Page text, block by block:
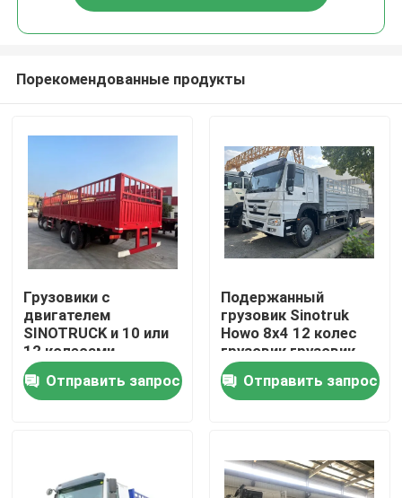
Дом
Видео
Порекомендованные продукты
Грузовики с
двигателем
SINOTRUCK и 10 или
12 колесами
Отправить запрос
Подержанный
грузовик Sinotruk
Howo 8x4 12 колес
грузовик грузовик
грузовик
Отправить запрос